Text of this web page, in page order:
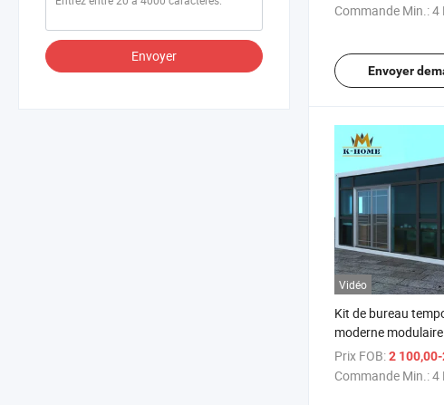
Envoyer
Commande Min.:4
Envoyer
Vidéo
Kit de bureau
moderne
bonne décoration
Prix FOB:2 100,00-2
Commande Min.:4